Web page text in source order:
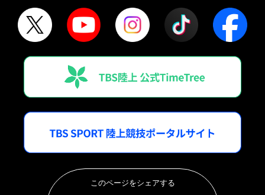
このページをシェアする